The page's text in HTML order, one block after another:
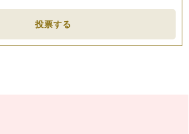
なるまで
菜ぎらい克服塾では、野菜の成長を学ぶコン
家でも野菜を育て、…
投票する